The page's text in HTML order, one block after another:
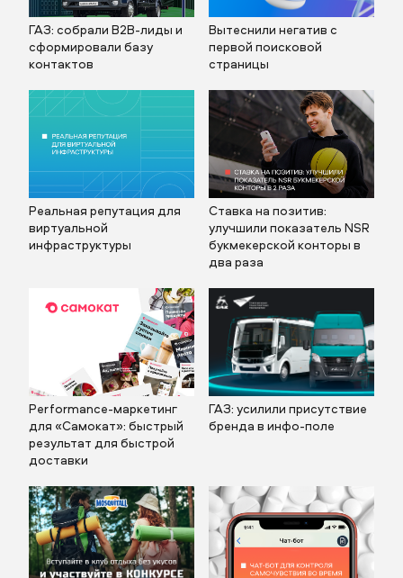
ГАЗ: собрали B2B-лиды и
сформировали базу
контактов
Вытеснили негатив с
первой поисковой
страницы
Реальная репутация для
виртуальной
инфраструктуры
Ставка на позитив:
улучшили показатель NSR
букмекерской конторы в
два раза
Performance-маркетинг
для «Самокат»: быстрый
результат для быстрой
доставки
ГАЗ: усилили присутствие
бренда в инфо-поле